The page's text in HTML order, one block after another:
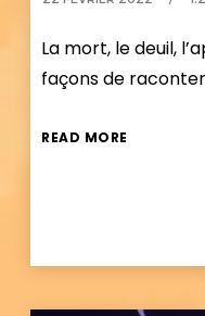
La mort, le deuil,
façons de
READ MORE